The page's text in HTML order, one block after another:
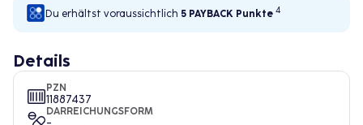
Du erhältst voraussichtlich 5 PAYBACK Punkte 4
Details
PZN
11887437
DARREICHUNGSFORM